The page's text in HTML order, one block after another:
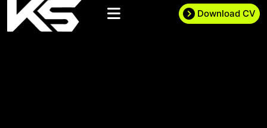
Download CV